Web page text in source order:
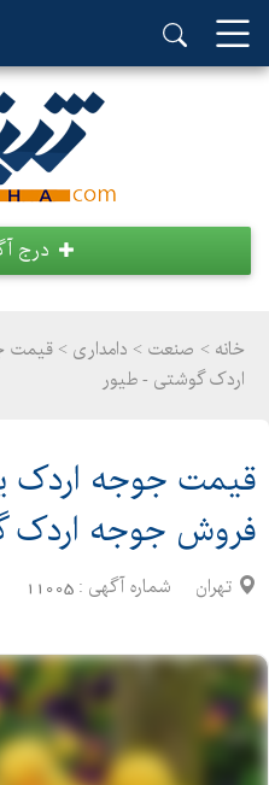
درج
خانه > صنعت > دامداری >
اردک گوشتی - طیور
قیمت جوجه اردک
فروش جوجه اردک
تهران شماره آگهی : 11005